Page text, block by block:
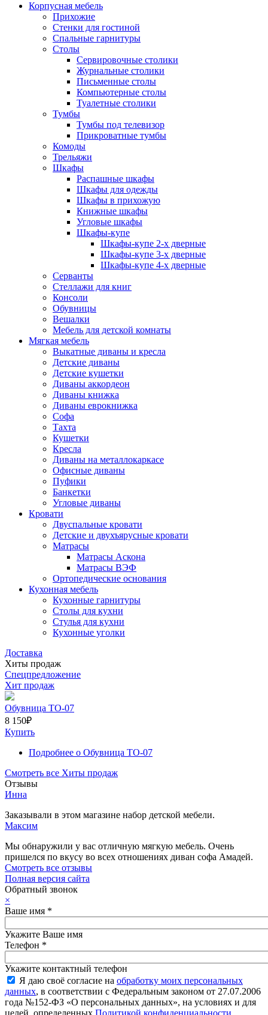
Корпусная мебель
Прихожие
Стенки для гостиной
Спальные гарнитуры
Столы
Сервировочные столики
Журнальные столики
Письменные столы
Компьютерные столы
Туалетные столики
Тумбы
Тумбы под телевизор
Прикроватные тумбы
Комоды
Трельяжи
Шкафы
Распашные шкафы
Шкафы для одежды
Шкафы в прихожую
Книжные шкафы
Угловые шкафы
Шкафы-купе
Шкафы-купе 2-x дверные
Шкафы-купе 3-х дверные
Шкафы-купе 4-х дверные
Серванты
Стеллажи для книг
Консоли
Обувницы
Вешалки
Мебель для детской комнаты
Мягкая мебель
Выкатные диваны и кресла
Детские диваны
Детские кушетки
Диваны аккордеон
Диваны книжка
Диваны еврокнижка
Софа
Тахта
Кушетки
Кресла
Диваны на металлокаркасе
Офисные диваны
Пуфики
Банкетки
Угловые диваны
Кровати
Двуспальные кровати
Детские и двухъярусные кровати
Матрасы
Матрасы Аскона
Матрасы ВЭФ
Ортопедические основания
Кухонная мебель
Кухонные гарнитуры
Столы для кухни
Стулья для кухни
Кухонные уголки
Доставка
Хиты продаж
Спецпредложение
Хит продаж
Обувница ТО-07
8 150₽
Купить
Подробнее о Обувница ТО-07
Смотреть все Хиты продаж
Отзывы
Инна
Заказывали в этом магазине набор детской мебели.
Максим
Мы обнаружили у вас отличную мягкую мебель. Очень
пришелся по вкусу во всех отношениях диван софа Амадей.
Смотреть все отзывы
Полная версия сайта
Обратный звонок
×
Ваше имя *
Укажите Ваше имя
Телефон *
Укажите контактный телефон
Я даю своё согласие на обработку моих персональных
данных, в соответствии с Федеральным законом от 27.07.2006
года №152-ФЗ «О персональных данных», на условиях и для
целей, определенных Политикой конфиденциальности